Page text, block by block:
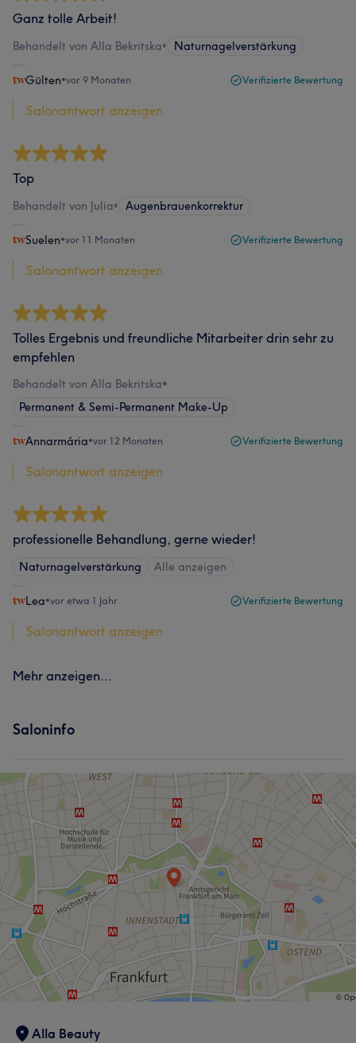
Ganz tolle Arbeit!
Behandelt von Alla Bekritska• Naturnagelverstärkung
Gülten•vor 9 Monaten Verifizierte Bewertung
Salonantwort anzeigen
Top
Behandelt von Julia• Augenbrauenkorrektur
Suelen•vor 11 Monaten Verifizierte Bewertung
Salonantwort anzeigen
Tolles Ergebnis und freundliche Mitarbeiter drin sehr zu
empfehlen
Behandelt von Alla Bekritska•
Permanent & Semi-Permanent Make-Up
Annarmária•vor 12 Monaten Verifizierte Bewertung
Salonantwort anzeigen
professionelle Behandlung, gerne wieder!
Naturnagelverstärkung Alle anzeigen
Lea•vor etwa 1 Jahr Verifizierte Bewertung
Salonantwort anzeigen
Mehr anzeigen...
Saloninfo
Alla Beauty